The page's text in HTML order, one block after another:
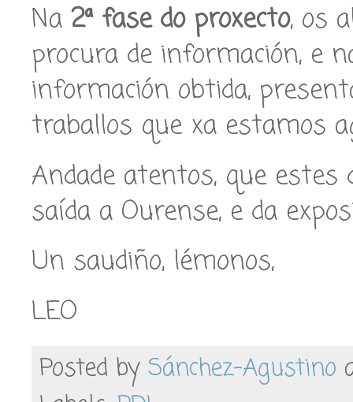
Na 2ª fase do proxecto, os
procura de información, e
información obtida,
traballos que xa estamos
Andade atentos, que
saída a Ourense, e da
Un saudiño, lémonos,
LEO
Posted by Sánchez-Agustino